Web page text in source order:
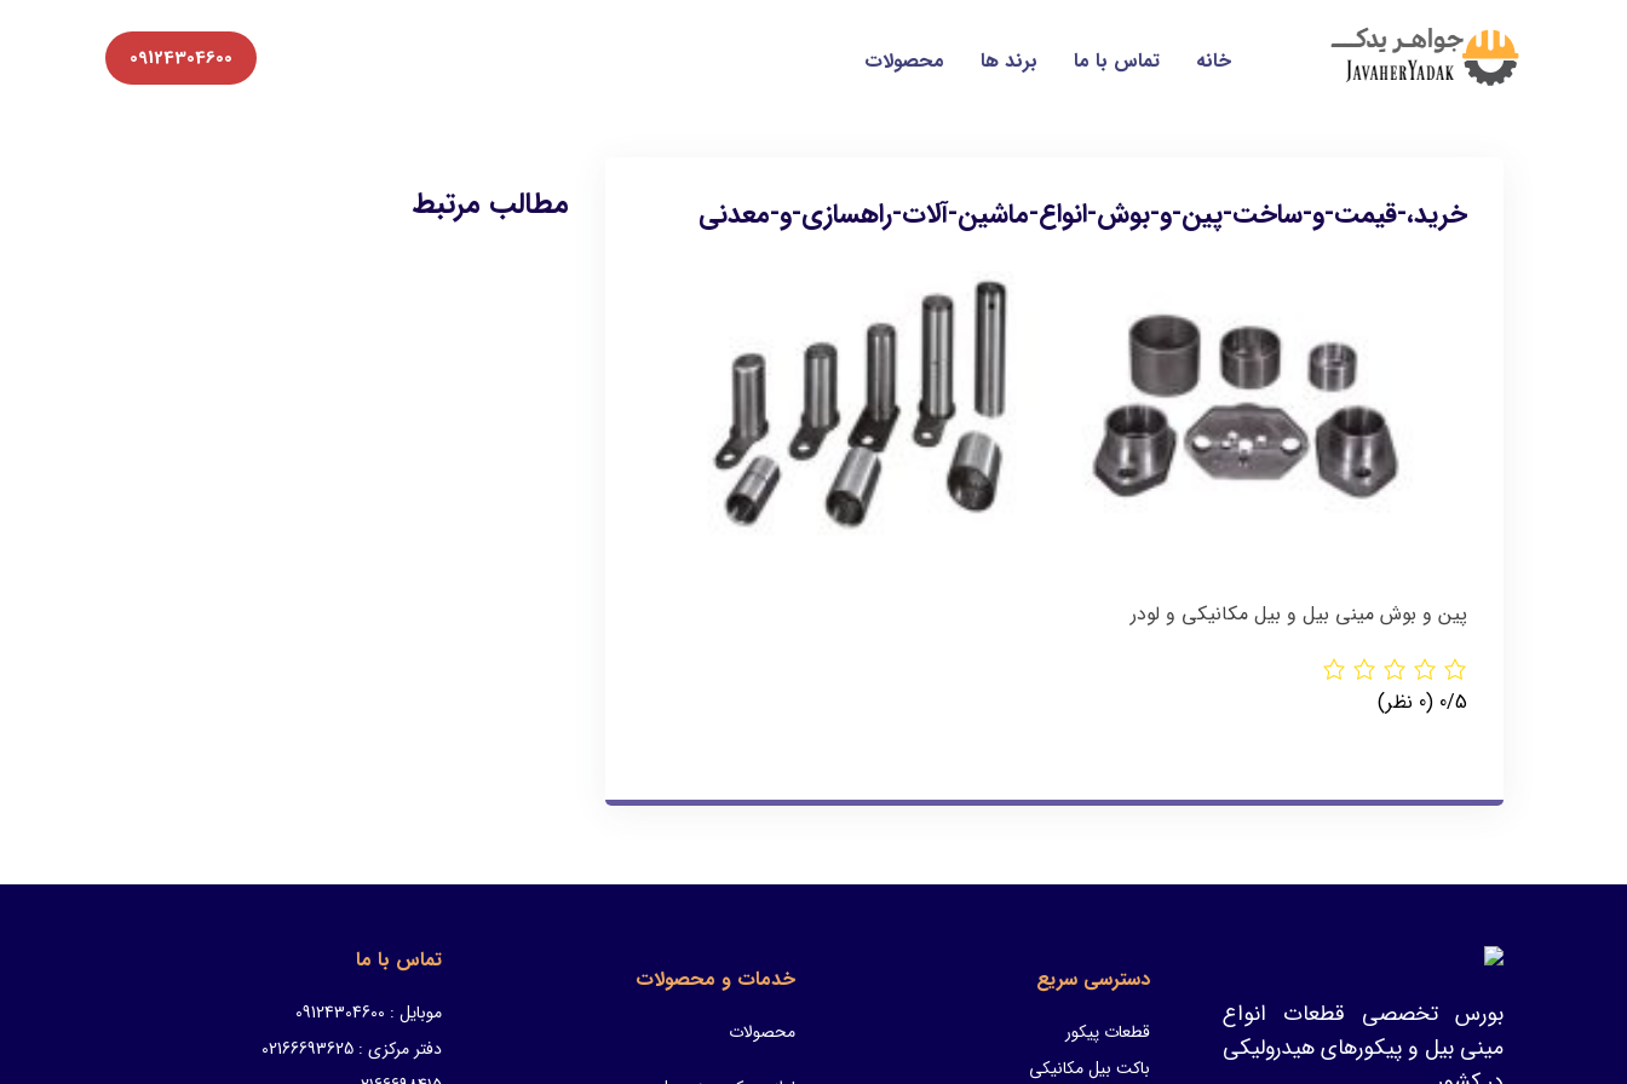
خانه تماس با ما برند ها محصولات 09124304600
خرید،-قیمت-و-ساخت-پین-و-بوش-انواع-ماشین-آلات-راهسازی-و-معدنی
پین و بوش مینی بیل و بیل مکانیکی و لودر
‫0/5 ‫(0 نظر)
مطالب مرتبط
بورس تخصصی قطعات انواع
مینی بیل و پیکورهای هیدرولیکی
دسترسی سریع
قطعات پیکور
باکت بیل مکانیکی
خدمات و محصولات
محصولات
تماس با ما
موبایل : 09124304600
دفتر مرکزی : 02166693625